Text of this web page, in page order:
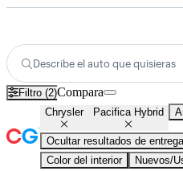
Describe el auto que quisieras
Filtro (2)Compara
Chrysler Pacifica Hybrid
Ocultar resultados de entrega
Color del interior
Nuevos/